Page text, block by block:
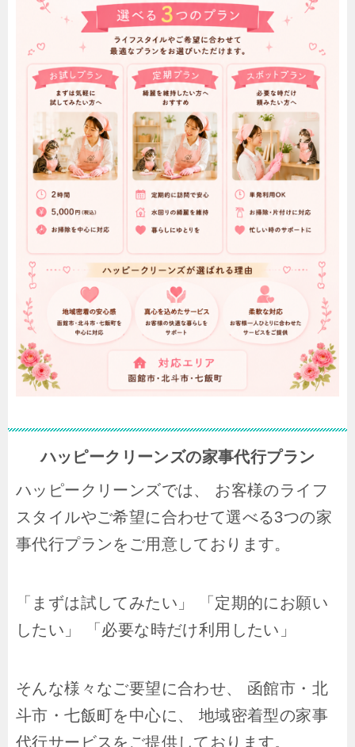
ハッピークリーンズの家事代行プラン
ハッピークリーンズでは、 お客様のライフ
スタイルやご希望に合わせて選べる3つの家
事代行プランをご用意しております。
「まずは試してみたい」 「定期的にお願い
したい」 「必要な時だけ利用したい」
そんな様々なご要望に合わせ、 函館市・北
斗市・七飯町を中心に、 地域密着型の家事
代行サービスをご提供しております。